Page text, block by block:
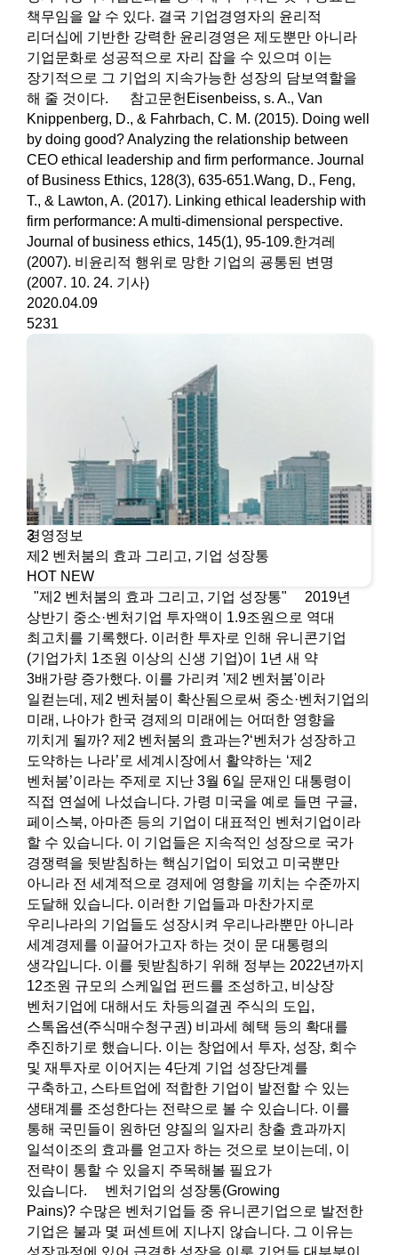
책무임을 알 수 있다. 결국 기업경영자의 윤리적
리더십에 기반한 강력한 윤리경영은 제도뿐만 아니라
기업문화로 성공적으로 자리 잡을 수 있으며 이는
장기적으로 그 기업의 지속가능한 성장의 담보역할을
해 줄 것이다. 참고문헌Eisenbeiss, s. A., Van
Knippenberg, D., & Fahrbach, C. M. (2015). Doing well
by doing good? Analyzing the relationship between
CEO ethical leadership and firm performance. Journal
of Business Ethics, 128(3), 635-651.Wang, D., Feng,
T., & Lawton, A. (2017). Linking ethical leadership with
firm performance: A multi-dimensional perspective.
Journal of business ethics, 145(1), 95-109.한겨레
(2007). 비윤리적 행위로 망한 기업의 굥통된 변명
(2007. 10. 24. 기사)
2020.04.09
5231
경영정보
3
제2 벤처붐의 효과 그리고, 기업 성장통
HOT NEW
"제2 벤처붐의 효과 그리고, 기업 성장통" 2019년
상반기 중소·벤처기업 투자액이 1.9조원으로 역대
최고치를 기록했다. 이러한 투자로 인해 유니콘기업
(기업가치 1조원 이상의 신생 기업)이 1년 새 약
3배가량 증가했다. 이를 가리켜 '제2 벤처붐'이라
일컫는데, 제2 벤처붐이 확산됨으로써 중소·벤처기업의
미래, 나아가 한국 경제의 미래에는 어떠한 영향을
끼치게 될까? 제2 벤처붐의 효과는?‘벤처가 성장하고
도약하는 나라’로 세계시장에서 활약하는 ‘제2
벤처붐’이라는 주제로 지난 3월 6일 문재인 대통령이
직접 연설에 나섰습니다. 가령 미국을 예로 들면 구글,
페이스북, 아마존 등의 기업이 대표적인 벤처기업이라
할 수 있습니다. 이 기업들은 지속적인 성장으로 국가
경쟁력을 뒷받침하는 핵심기업이 되었고 미국뿐만
아니라 전 세계적으로 경제에 영향을 끼치는 수준까지
도달해 있습니다. 이러한 기업들과 마찬가지로
우리나라의 기업들도 성장시켜 우리나라뿐만 아니라
세계경제를 이끌어가고자 하는 것이 문 대통령의
생각입니다. 이를 뒷받침하기 위해 정부는 2022년까지
12조원 규모의 스케일업 펀드를 조성하고, 비상장
벤처기업에 대해서도 차등의결권 주식의 도입,
스톡옵션(주식매수청구권) 비과세 혜택 등의 확대를
추진하기로 했습니다. 이는 창업에서 투자, 성장, 회수
및 재투자로 이어지는 4단계 기업 성장단계를
구축하고, 스타트업에 적합한 기업이 발전할 수 있는
생태계를 조성한다는 전략으로 볼 수 있습니다. 이를
통해 국민들이 원하던 양질의 일자리 창출 효과까지
일석이조의 효과를 얻고자 하는 것으로 보이는데, 이
전략이 통할 수 있을지 주목해볼 필요가
있습니다. 벤처기업의 성장통(Growing
Pains)? 수많은 벤처기업들 중 유니콘기업으로 발전한
기업은 불과 몇 퍼센트에 지나지 않습니다. 그 이유는
성장과정에 있어 급격한 성장을 이룬 기업들 대부분이